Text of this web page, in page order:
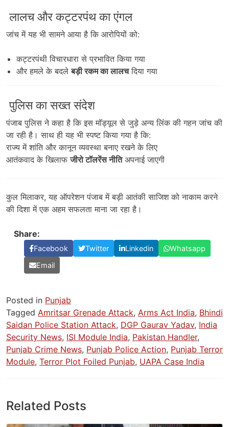
लालच और कट्टरपंथ का एंगल
जांच में यह भी सामने आया है कि आरोपियों को:
कट्टरपंथी विचारधारा से प्रभावित किया गया
और हमले के बदलेबड़ी रकम का लालचदिया गया
पुलिस का सख्त संदेश
पंजाब पुलिस ने कहा है कि इस मॉड्यूल से जुड़े अन्य लिंक की गहन जांच की
जा रही है। साथ ही यह भी स्पष्ट किया गया है कि:
राज्य में शांति और कानून व्यवस्था बनाए रखने के लिए
आतंकवाद के खिलाफजीरो टॉलरेंस नीतिअपनाई जाएगी
कुल मिलाकर, यह ऑपरेशन पंजाब में बड़ी आतंकी साजिश को नाकाम करने
की दिशा में एक अहम सफलता माना जा रहा है।
Share:
Facebook Twitter Linkedin
Whatsapp
Email
Posted in Punjab
Tagged Amritsar Grenade Attack, Arms Act India, Bhindi
Saidan Police Station Attack, DGP Gaurav Yadav, India
Security News, ISI Module India, Pakistan Handler,
Punjab Crime News, Punjab Police Action, Punjab Terror
Module, Terror Plot Foiled Punjab, UAPA Case India
Related Posts